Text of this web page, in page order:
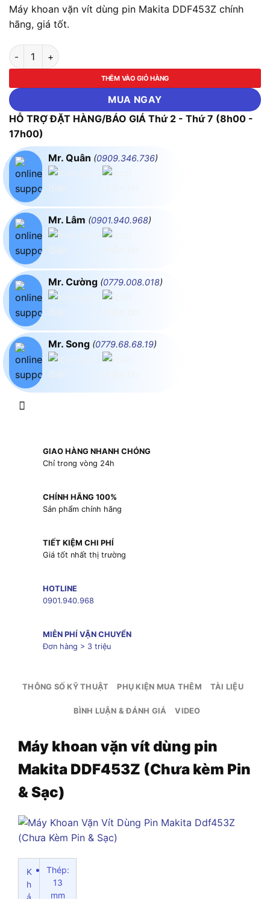
Máy khoan vặn vít dùng pin Makita DDF453Z chính
hãng, giá tốt.
Máy khoan vặn vít dùng pin Makita DDF453Z (Chưa kèm Pin &
THÊM VÀO GIỎ HÀNG
MUA NGAY
HỖ TRỢ ĐẶT HÀNG/BÁO GIÁ Thứ 2 - Thứ 7 (8h00 -
17h00)
Mr. Quân (0909.346.736)
Mr. Lâm (0901.940.968)
Mr. Cường (0779.008.018)
Mr. Song (0779.68.68.19)
GIAO HÀNG NHANH CHÓNG
Chỉ trong vòng 24h
CHÍNH HÃNG 100%
Sản phẩm chính hãng
TIẾT KIỆM CHI PHÍ
Giá tốt nhất thị trường
HOTLINE
0901.940.968
MIỄN PHÍ VẬN CHUYỂN
Đơn hàng > 3 triệu
THÔNG SỐ KỸ THUẬT PHỤ KIỆN MUA THÊM TÀI LIỆU
BÌNH LUẬN & ĐÁNH GIÁ VIDEO
Máy khoan vặn vít dùng pin
Makita DDF453Z (Chưa kèm Pin
& Sạc)
K
h
Thép:
13
mm